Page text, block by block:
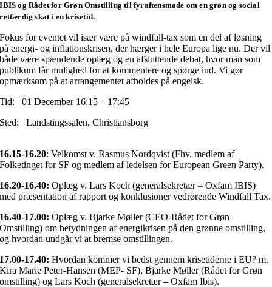
IBIS og Rådet for Grøn Omstilling til fyraftensmøde om en grøn og social
retfærdig skat i en krisetid.
Fokus for eventet vil især være på windfall-tax som en del af løsning
på energi- og inflationskrisen, der hærger i hele Europa lige nu. Der vil
både være spændende oplæg og en afsluttende debat, hvor man som
publikum får mulighed for at kommentere og spørge ind. Vi gør
opmærksom på at arrangementet afholdes på engelsk.
Tid: 01 December 16:15 – 17:45
Sted: Landstingssalen, Christiansborg
16.15-16.20: Velkomst v. Rasmus Nordqvist (Fhv. medlem af
Folketinget for SF og medlem af ledelsen for European Green Party).
16.20-16.40: Oplæg v. Lars Koch (generalsekretær – Oxfam IBIS)
med præsentation af rapport og konklusioner vedrørende Windfall Tax.
16.40-17.00:Oplæg v. Bjarke Møller (CEO-Rådet for Grøn
Omstilling) om betydningen af energikrisen på den grønne omstilling,
og hvordan undgår vi at bremse omstillingen.
17.00-17.40:Hvordan kommer vi bedst gennem krisetiderne i EU? m.
Kira Marie Peter-Hansen (MEP- SF), Bjarke Møller (Rådet for Grøn
omstilling) og Lars Koch (generalsekretær – Oxfam Ibis).